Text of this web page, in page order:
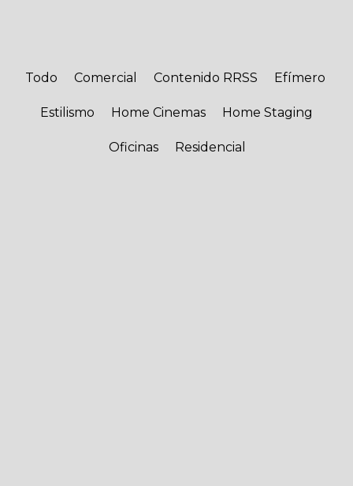
Todo Comercial Contenido RRSS Efímero
Estilismo Home Cinemas Home Staging
Oficinas Residencial